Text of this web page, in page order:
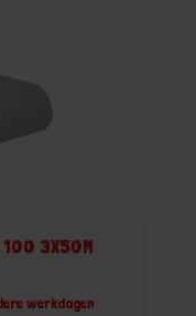
3X50M
werkdagen